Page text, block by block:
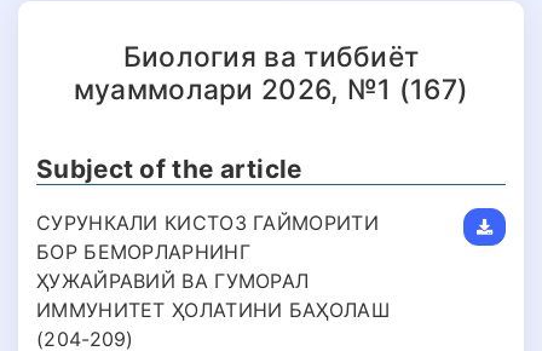
Биология ва тиббиёт
муаммолари 2026, №1 (167)
Subject of the article
СУРУНКАЛИ КИСТОЗ ГАЙМОРИТИ
БОР БЕМОРЛАРНИНГ
ҲУЖАЙРАВИЙ ВА ГУМОРАЛ
ИММУНИТЕТ ҲОЛАТИНИ БАҲОЛАШ
(204-209)